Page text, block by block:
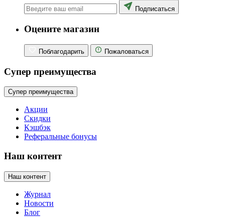
Подписаться
Оцените магазин
Поблагодарить Пожаловаться
Супер преимущества
Супер преимущества
Акции
Скидки
Кэшбэк
Реферальные бонусы
Наш контент
Наш контент
Журнал
Новости
Блог